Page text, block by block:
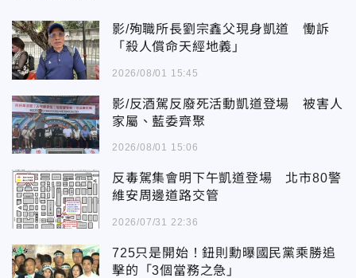
影/殉職所長劉宗鑫父現身凱道 慟訴
「殺人償命天經地義」
2026/08/01 15:45
影/反酒駕反廢死活動凱道登場 被害人
家屬、藍委齊聚
2026/08/01 15:06
反毒駕集會明下午凱道登場 北市80警
維安周邊道路交管
2026/07/31 22:36
725只是開始！鈕則勳曝國民黨乘勝追
擊的「3個當務之急」